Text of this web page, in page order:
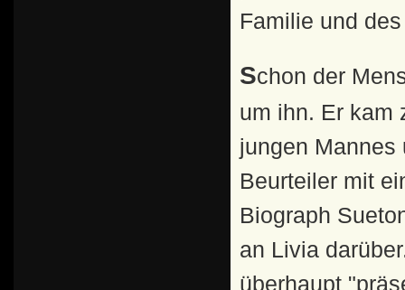
Familie und
Schon der Menschenkenner Augustus machte sich Sorgen
um ihn. Er kam
jungen Mannes
Beurteiler mit
Biograph
an Livia
überhaupt